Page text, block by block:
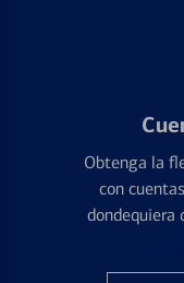
Obtenga la
con
dondequiera